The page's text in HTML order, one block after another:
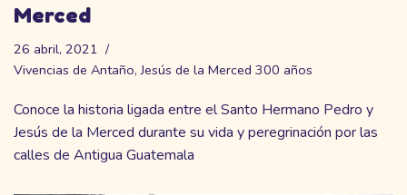
Merced
26 abril, 2021
Vivencias de Antaño,Jesús de la Merced 300 años
Conoce la historia ligada entre el Santo Hermano Pedro y
Jesús de la Merced durante su vida y peregrinación por las
calles de Antigua Guatemala